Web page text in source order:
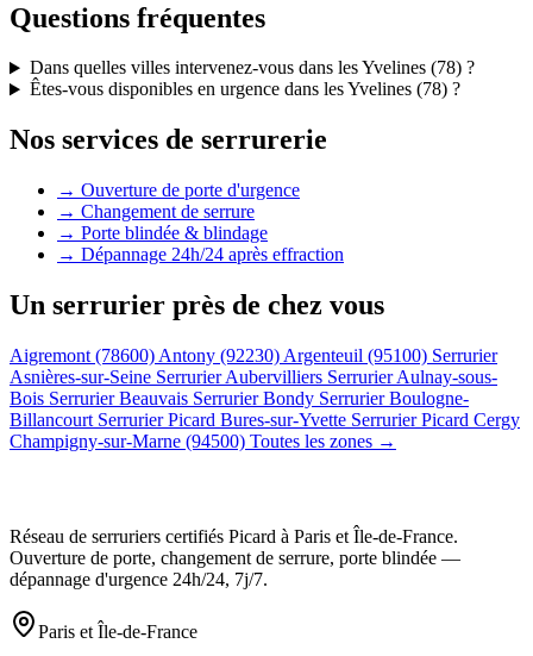
Questions fréquentes
Dans quelles villes intervenez-vous dans les Yvelines (78) ?
Êtes-vous disponibles en urgence dans les Yvelines (78) ?
Nos services de serrurerie
→ Ouverture de porte d'urgence
→ Changement de serrure
→ Porte blindée & blindage
→ Dépannage 24h/24 après effraction
Un serrurier près de chez vous
Aigremont (78600) Antony (92230) Argenteuil (95100) Serrurier
Asnières-sur-Seine Serrurier Aubervilliers Serrurier Aulnay-sous-
Bois Serrurier Beauvais Serrurier Bondy Serrurier Boulogne-
Billancourt Serrurier Picard Bures-sur-Yvette Serrurier Picard Cergy
Champigny-sur-Marne (94500) Toutes les zones →
Réseau de serruriers certifiés Picard à Paris et Île-de-France.
Ouverture de porte, changement de serrure, porte blindée —
dépannage d'urgence 24h/24, 7j/7.
Paris et Île-de-France